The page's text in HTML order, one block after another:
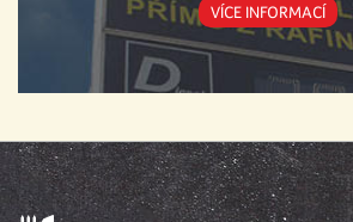
VÍCE INFORMACÍ